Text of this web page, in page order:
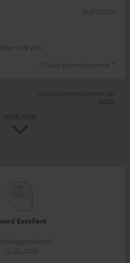
vu le prix.
(Traduit automatiquement *)
16/07/2026
Excellent
22.02.2025